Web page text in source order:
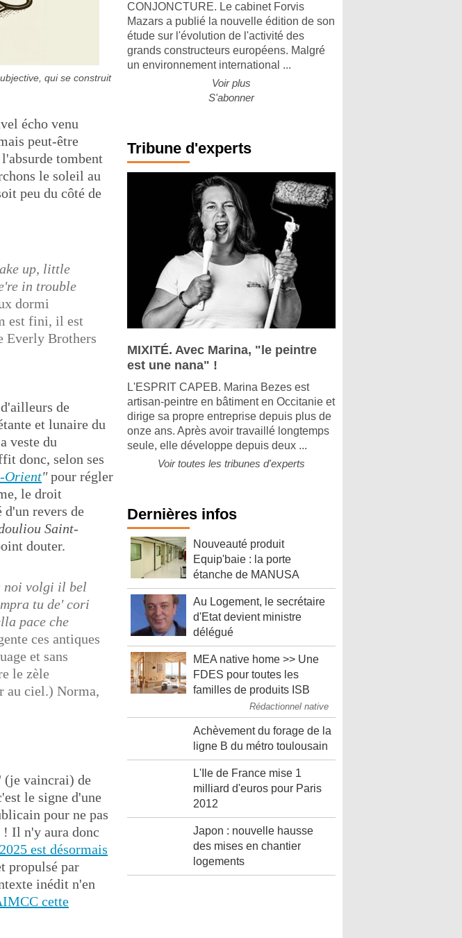
qui se construit
écho venu
peut-être
tombent
le soleil au
peu du côté de
up, little
in trouble
dormi
est fini, il est
Everly Brothers
de
et lunaire du
veste du
donc, selon ses
Orient"pour régler
le droit
revers de
Saint-
douter.
noi volgi il bel
tu de' cori
pace che
ces antiques
et sans
le zèle
au ciel.) Norma,
(je vaincrai) de
le signe d'une
pour ne pas
! Il n'y aura donc
est désormais
propulsé par
inédit n'en
cette
CONJONCTURE. Le cabinet Forvis
Mazars a publié la nouvelle édition de son
étude sur l'évolution de l'activité des
grands constructeurs européens. Malgré
un environnement international ...
Voir plus
S'abonner
Tribune d'experts
MIXITÉ. Avec Marina, "le peintre
est une nana" !
L'ESPRIT CAPEB. Marina Bezes est
artisan-peintre en bâtiment en Occitanie et
dirige sa propre entreprise depuis plus de
onze ans. Après avoir travaillé longtemps
seule, elle développe depuis deux ...
Voir toutes les tribunes d'experts
Dernières infos
Nouveauté produit
Equip'baie : la porte
étanche de MANUSA
Au Logement, le secrétaire
d'Etat devient ministre
délégué
MEA native home >> Une
FDES pour toutes les
familles de produits ISB
Rédactionnel native
Achèvement du forage de la
ligne B du métro toulousain
L'Ile de France mise 1
milliard d'euros pour Paris
2012
Japon : nouvelle hausse
des mises en chantier
logements